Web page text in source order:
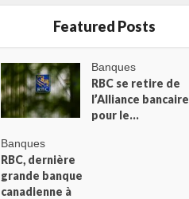
Featured Posts
Banques
RBC se retire de
l’Alliance bancaire
pour le...
Banques
RBC, dernière
grande banque
canadienne à